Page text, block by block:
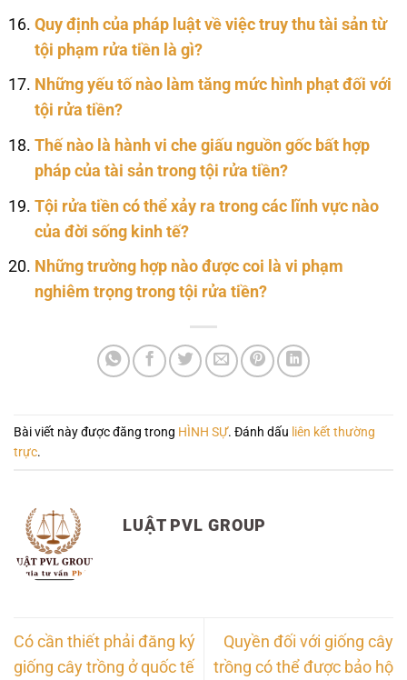
Quy định của pháp luật về việc truy thu tài sản từ
tội phạm rửa tiền là gì?
Những yếu tố nào làm tăng mức hình phạt đối với
tội rửa tiền?
Thế nào là hành vi che giấu nguồn gốc bất hợp
pháp của tài sản trong tội rửa tiền?
Tội rửa tiền có thể xảy ra trong các lĩnh vực nào
của đời sống kinh tế?
Những trường hợp nào được coi là vi phạm
nghiêm trọng trong tội rửa tiền?
Bài viết này được đăng trong HÌNH SỰ. Đánh dấu liên kết thường
trực.
LUẬT PVL GROUP
Có cần thiết phải đăng ký
giống cây trồng ở quốc tế
Quyền đối với giống cây
trồng có thể được bảo hộ